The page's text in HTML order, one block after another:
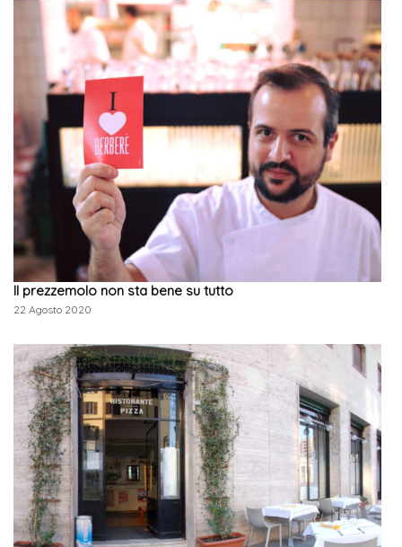
Il prezzemolo non sta bene su tutto
22 Agosto 2020